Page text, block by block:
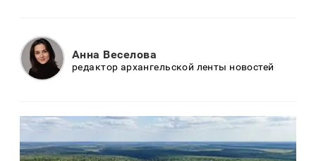
Анна Веселова
редактор архангельской ленты новостей